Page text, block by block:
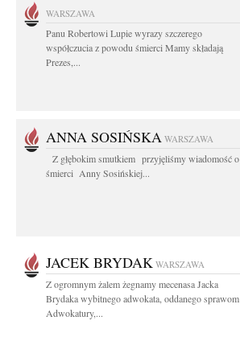
WARSZAWA
Panu Robertowi Lupie wyrazy szczerego
współczucia z powodu śmierci Mamy składają
Prezes,...
ANNA SOSIŃSKA WARSZAWA
Z głębokim smutkiem przyjęliśmy wiadomość o
śmierci Anny Sosińskiej...
JACEK BRYDAK WARSZAWA
Z ogromnym żalem żegnamy mecenasa Jacka
Brydaka wybitnego adwokata, oddanego sprawom
Adwokatury,...